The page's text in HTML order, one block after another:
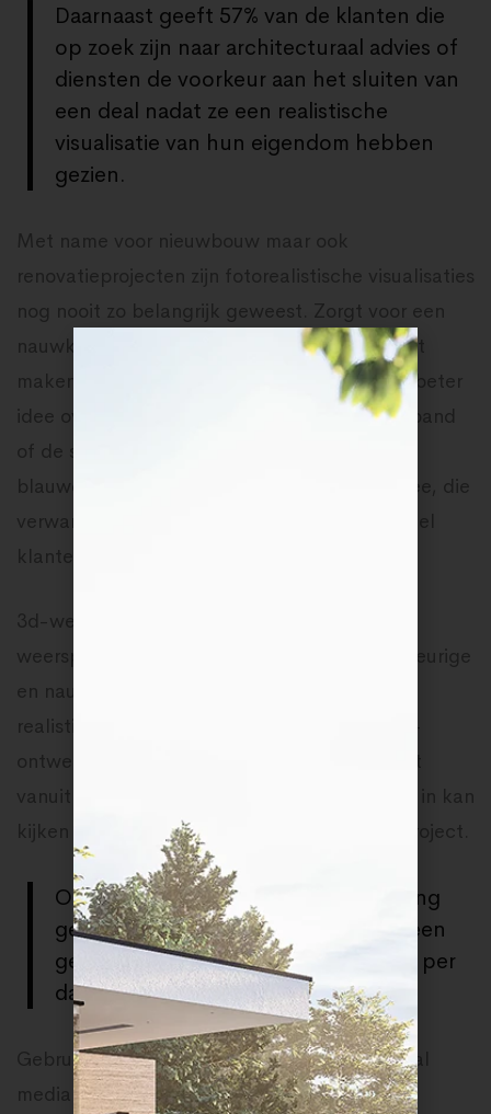
Daarnaast geeft 57% van de klanten die
op zoek zijn naar architecturaal advies of
diensten de voorkeur aan het sluiten van
een deal nadat ze een realistische
visualisatie van hun eigendom hebben
gezien.
Met name voor nieuwbouw maar ook
renovatieprojecten zijn fotorealistische visualisaties
nog nooit zo belangrijk geweest. Zorgt voor een
nauwkeurige en nauwkeurige presentatie Het
maken van een presentatie in 3d, geeft een beter
idee over de werkelijke afmetingen van het pand
of de structuur. De complexiteit van 2d-
blauwdrukken veel complicaties met zich mee, die
verwarrend of misleidend kunnen zijn voor veel
klanten.
3d-weergaven zijn hierin betrouwbaar en
weerspiegelen de afmetingen op een nauwkeurige
en nauwkeurige manier, ze geven zelfs een
realistisch beeld van de ruimte mee. Met 3d-
ontwerpen kunt u ervoor zorgen dat uw klant
vanuit verschillende invalshoeken de woning in kan
kijken en zich zo beter kan binden aan het project.
Ongeveer 44% van de wereldbevolking
gebruikte in 2019 social media, met een
gemiddelde van 2 uur en 20 minuten per
dag op sociale media.
Gebruik visualisaties om op te vallen op social
media De branche verandert snel en de